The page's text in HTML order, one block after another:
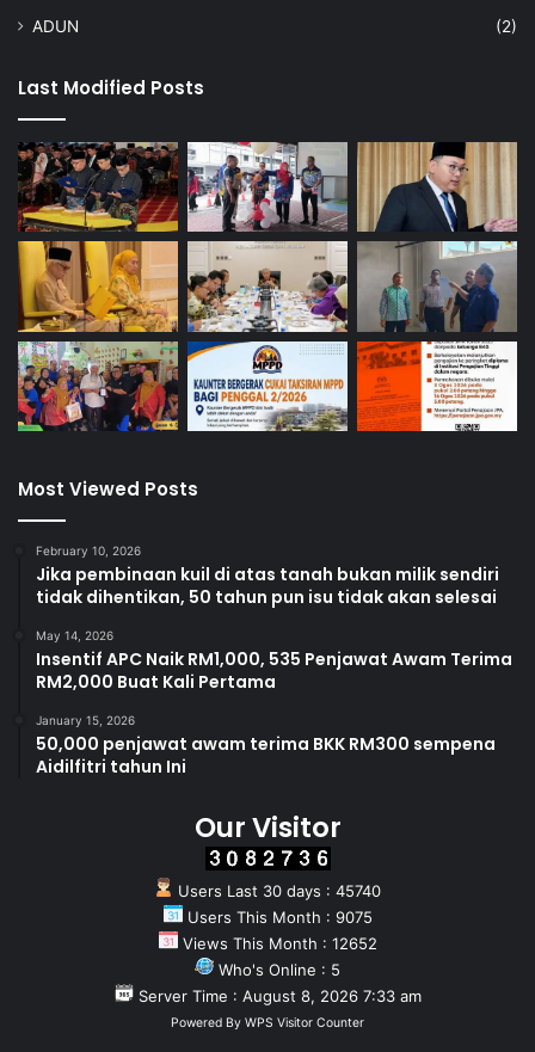
ADUN
(2)
Last Modified Posts
Most Viewed Posts
February 10, 2026
Jika pembinaan kuil di atas tanah bukan milik sendiri
tidak dihentikan, 50 tahun pun isu tidak akan selesai
May 14, 2026
Insentif APC Naik RM1,000, 535 Penjawat Awam Terima
RM2,000 Buat Kali Pertama
January 15, 2026
50,000 penjawat awam terima BKK RM300 sempena
Aidilfitri tahun Ini
Our Visitor
Users Last 30 days : 45740
Users This Month : 9075
Views This Month : 12652
Who's Online : 5
Server Time : August 8, 2026 7:33 am
Powered By WPS Visitor Counter